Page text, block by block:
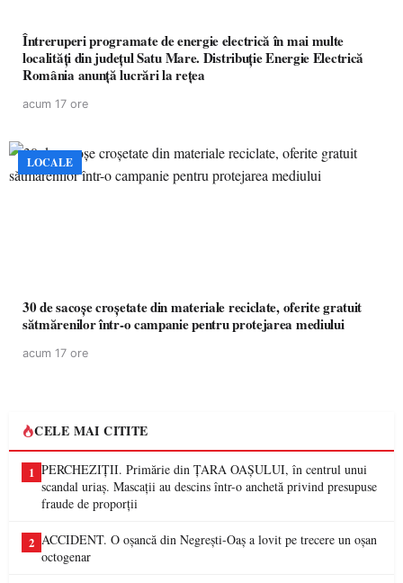
Întreruperi programate de energie electrică în mai multe
localități din județul Satu Mare. Distribuție Energie Electrică
România anunță lucrări la rețea
acum 17 ore
LOCALE
30 de sacoșe croșetate din materiale reciclate, oferite gratuit
sătmărenilor într-o campanie pentru protejarea mediului
acum 17 ore
CELE MAI CITITE
1 PERCHEZIȚII. Primărie din ȚARA OAȘULUI, în centrul unui
scandal uriaș. Mascații au descins într-o anchetă privind presupuse
fraude de proporții
2 ACCIDENT. O oșancă din Negrești-Oaș a lovit pe trecere un oșan
octogenar